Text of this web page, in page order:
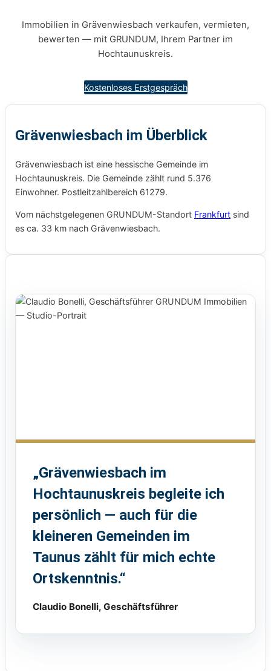
Immobilien in Grävenwiesbach verkaufen, vermieten,
bewerten — mit GRUNDUM, Ihrem Partner im
Hochtaunuskreis.
Kostenloses Erstgespräch
Grävenwiesbach im Überblick
Grävenwiesbach ist eine hessische Gemeinde im
Hochtaunuskreis. Die Gemeinde zählt rund 5.376
Einwohner. Postleitzahlbereich 61279.
Vom nächstgelegenen GRUNDUM-Standort Frankfurt sind
es ca. 33 km nach Grävenwiesbach.
„Grävenwiesbach im
Hochtaunuskreis begleite ich
persönlich — auch für die
kleineren Gemeinden im
Taunus zählt für mich echte
Ortskenntnis.“
Claudio Bonelli, Geschäftsführer